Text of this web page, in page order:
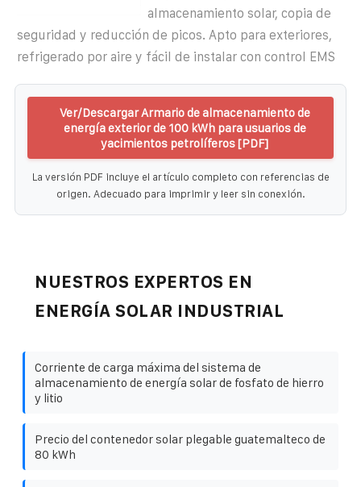
almacenamiento solar, copia de
seguridad y reducción de picos. Apto para exteriores,
refrigerado por aire y fácil de instalar con control EMS
Ver/Descargar Armario de almacenamiento de
energía exterior de 100 kWh para usuarios de
yacimientos petrolíferos [PDF]
La versión PDF incluye el artículo completo con referencias de
origen. Adecuado para imprimir y leer sin conexión.
NUESTROS EXPERTOS EN
ENERGÍA SOLAR INDUSTRIAL
Corriente de carga máxima del sistema de
almacenamiento de energía solar de fosfato de hierro
y litio
Precio del contenedor solar plegable guatemalteco de
80 kWh